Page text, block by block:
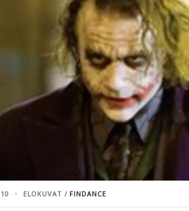
ELOKUVAT / FINDANCE